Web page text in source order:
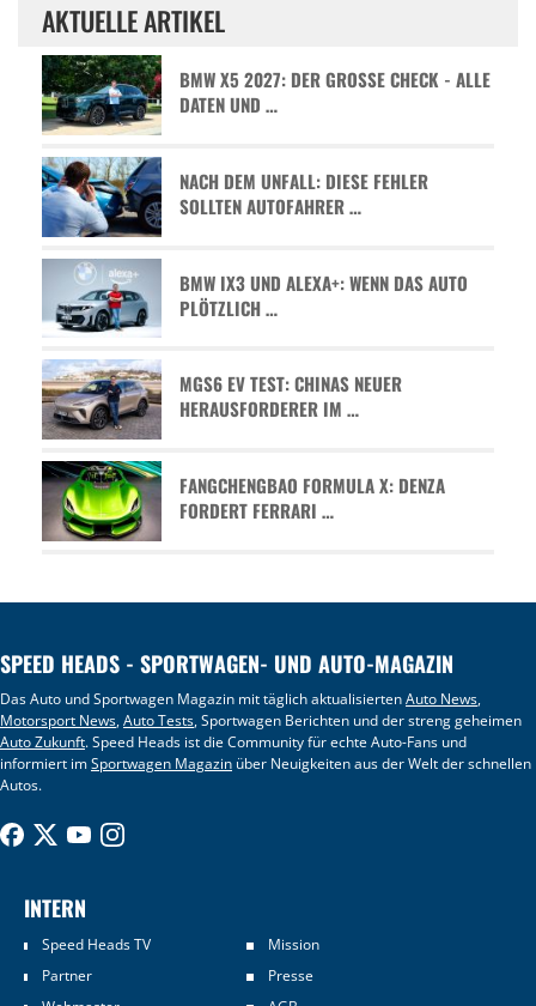
AKTUELLE ARTIKEL
BMW X5 2027: DER GROSSE CHECK - ALLE D
ATEN UND …
NACH DEM UNFALL: DIESE FEHLER
SOLLTEN AUTOFAHRER …
BMW IX3 UND ALEXA+: WENN DAS AUTO
PLÖTZLICH …
MGS6 EV TEST: CHINAS NEUER
HERAUSFORDERER IM …
FANGCHENGBAO FORMULA X: DENZA
FORDERT FERRARI …
SPEED HEADS - SPORTWAGEN- UND AUTO-MAGAZIN
Das Auto und Sportwagen Magazin mit täglich aktualisiertenAuto News,
Motorsport News,Auto Tests, Sportwagen Berichten und der streng geheimen
Auto Zukunft. Speed Heads ist die Community für echte Auto-Fans und
informiert imSportwagen Magazin über Neuigkeiten aus der Welt der schnellen
Autos.
INTERN
Speed Heads TV
Mission
Partner
Presse